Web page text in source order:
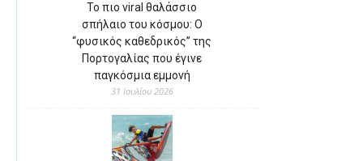
Το πιο viral θαλάσσιο
σπήλαιο του κόσμου: Ο
“φυσικός καθεδρικός” της
Πορτογαλίας που έγινε
παγκόσμια εμμονή
31 Ιουλίου 2026